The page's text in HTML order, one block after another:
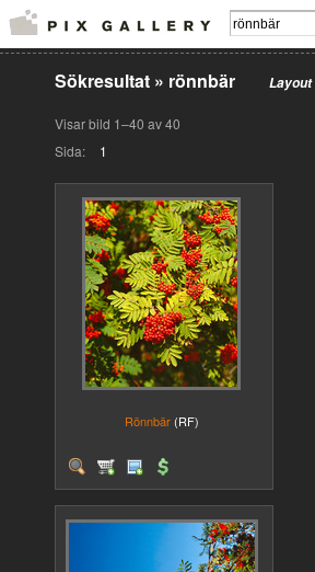
Layout
Sökresultat » rönnbär
Visar bild 1–40 av 40
Sida:
1
Rönnbär (RF)